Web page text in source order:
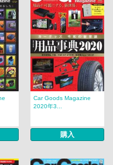
Car Goods Magazine
2020年3...
購入